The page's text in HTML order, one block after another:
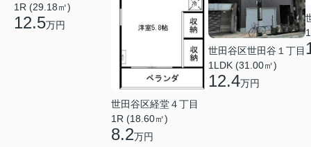
1R (29.18㎡)
12.5万円
世田谷区経堂４丁目
1R (18.60㎡)
8.2万円
世田谷区世田谷１丁目
1LDK (31.00㎡)
12.4万円